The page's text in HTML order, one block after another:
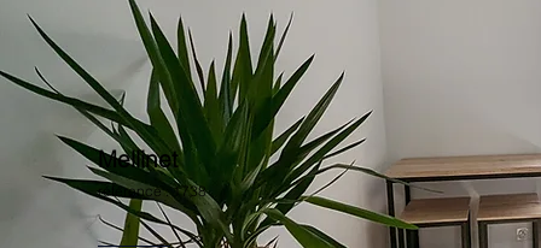
Mellinet
référence : 1738